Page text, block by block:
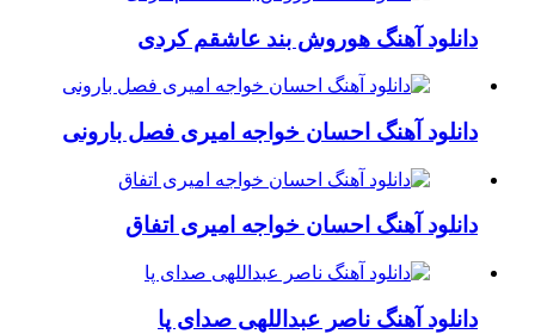
دانلود آهنگ هوروش بند عاشقم کردی
دانلود آهنگ احسان خواجه امیری فصل بارونی
دانلود آهنگ احسان خواجه امیری اتفاق
دانلود آهنگ ناصر عبداللهی صدای پا